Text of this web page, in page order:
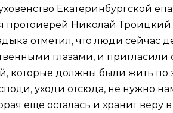
Екатеринбургской
протоиерей Николай Троицкий.
отметил, что люди сейчас
глазами, и пригласили
которые должны были жить по
уходи отсюда, не нужно
еще осталась и хранит